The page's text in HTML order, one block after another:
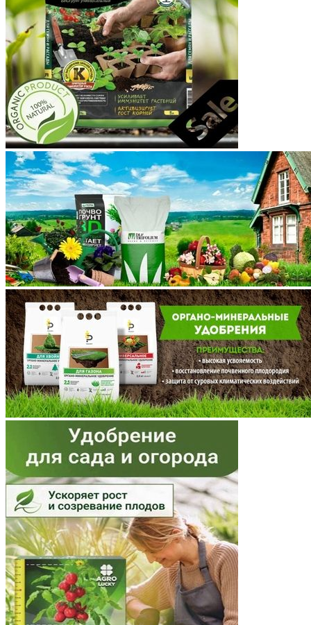
Костромская область
Краснодарский край
Красноярский край
Крым
Курганская область
Курская область
Ленинградская область
Липецкая область
Магаданская область
Марий Эл
Мордовия
Московская область
Мурманская область
Ненецкий АО
Нижегородская область
Новгородская область
Новосибирская область
Омская область
Оренбургская область
Орловская область
Пензенская область
Пермский край